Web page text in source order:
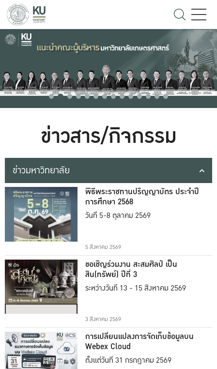
ข่าวสาร/กิจกรรม
ข่าวมหาวิทยาลัย
พิธีพระราชทานปริญญาบัตร ประจำปี
การศึกษา 2568
วันที่ 5-8 ตุลาคม 2569
5 สิงหาคม 2569
ขอเชิญร่วมงาน สะสมศิลป์ เป็น
สิน(ทรัพย์) ปีที่ 3
ระหว่างวันที่ 13 - 15 สิงหาคม 2569
3 สิงหาคม 2569
การเปลี่ยนแปลงการจัดเก็บข้อมูลบน
Webex Cloud
ตั้งแต่วันที่ 31 กรกฎาคม 2569